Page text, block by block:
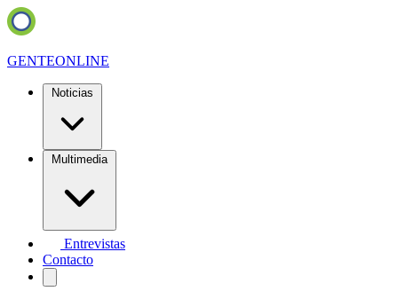
GENTEONLINE
Noticias
Multimedia
Entrevistas
Contacto